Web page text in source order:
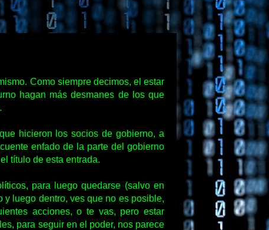
Como siempre decimos, el estar
hagan más desmanes de los que
hicieron los socios de gobierno, a
enfado de la parte del gobierno
título de esta entrada.
para luego quedarse (salvo en
luego dentro, ves que no es posible,
acciones, o te vas, pero estar
para seguir en el poder, nos parece